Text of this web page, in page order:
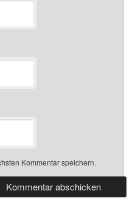
Kommentar speichern.